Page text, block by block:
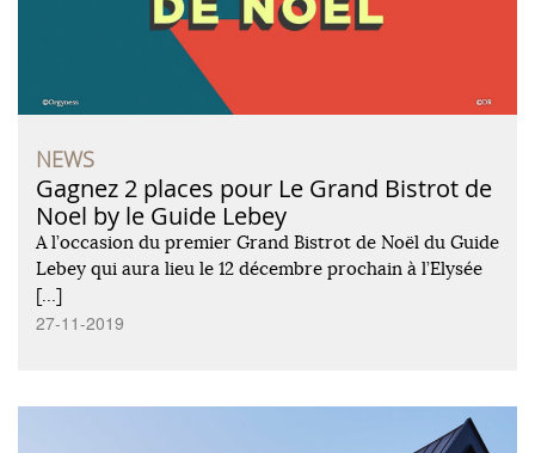
NEWS
Gagnez 2 places pour Le Grand Bistrot de
Noel by le Guide Lebey
A l’occasion du premier Grand Bistrot de Noël du Guide
Lebey qui aura lieu le 12 décembre prochain à l’Elysée
[…]
27-11-2019